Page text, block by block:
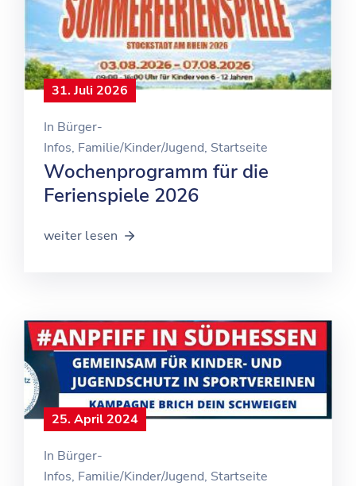
31. Juli 2026
In Bürger-
Infos‚ Familie/Kinder/Jugend‚ Startseite
Wochenprogramm für die
Ferienspiele 2026
weiter lesen
25. April 2024
In Bürger-
Infos‚ Familie/Kinder/Jugend‚ Startseite